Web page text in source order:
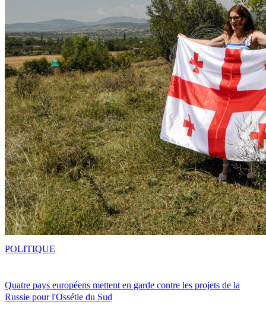
Quatre pays européens mettent en garde contre les projets de la
Russie pour l'Ossétie du Sud
POLITIQUE